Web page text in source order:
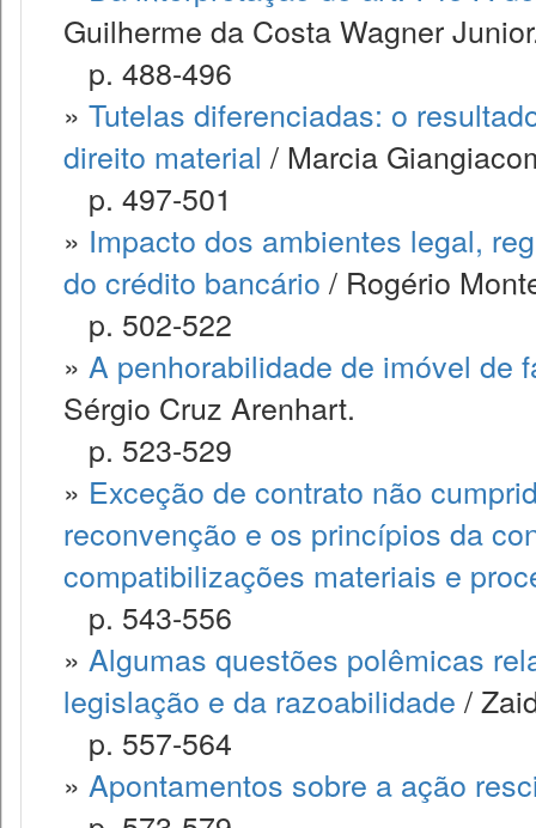
Guilherme da Costa Wagner
p. 488-496
» Tutelas diferenciadas: o
direito material / Marcia
p. 497-501
» Impacto dos ambientes legal,
do crédito bancário / Rogério
p. 502-522
» A penhorabilidade de imóvel de
Sérgio Cruz Arenhart.
p. 523-529
» Exceção de contrato não
reconvenção e os princípios da
compatibilizações materiais e
p. 543-556
» Algumas questões polêmicas
legislação e da razoabilidade /
p. 557-564
» Apontamentos sobre a ação